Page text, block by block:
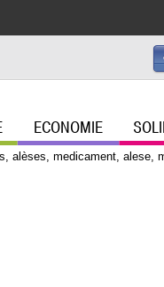
principal
ECONOMIE
alèses, medicament, alese,